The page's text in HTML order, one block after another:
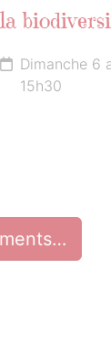
la
Dimanche 6
15h30